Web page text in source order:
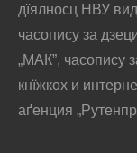
дїялносц НВУ
часопису за
„МАК”, часопису
кнїжкох и
аґенция